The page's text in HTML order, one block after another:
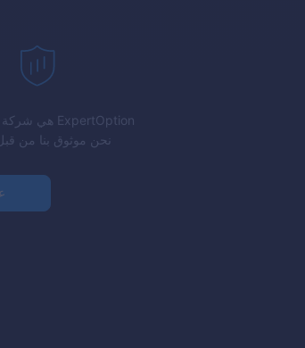
ExpertOption هي شركة
نحن موثوق بنا من قبل أكثر من